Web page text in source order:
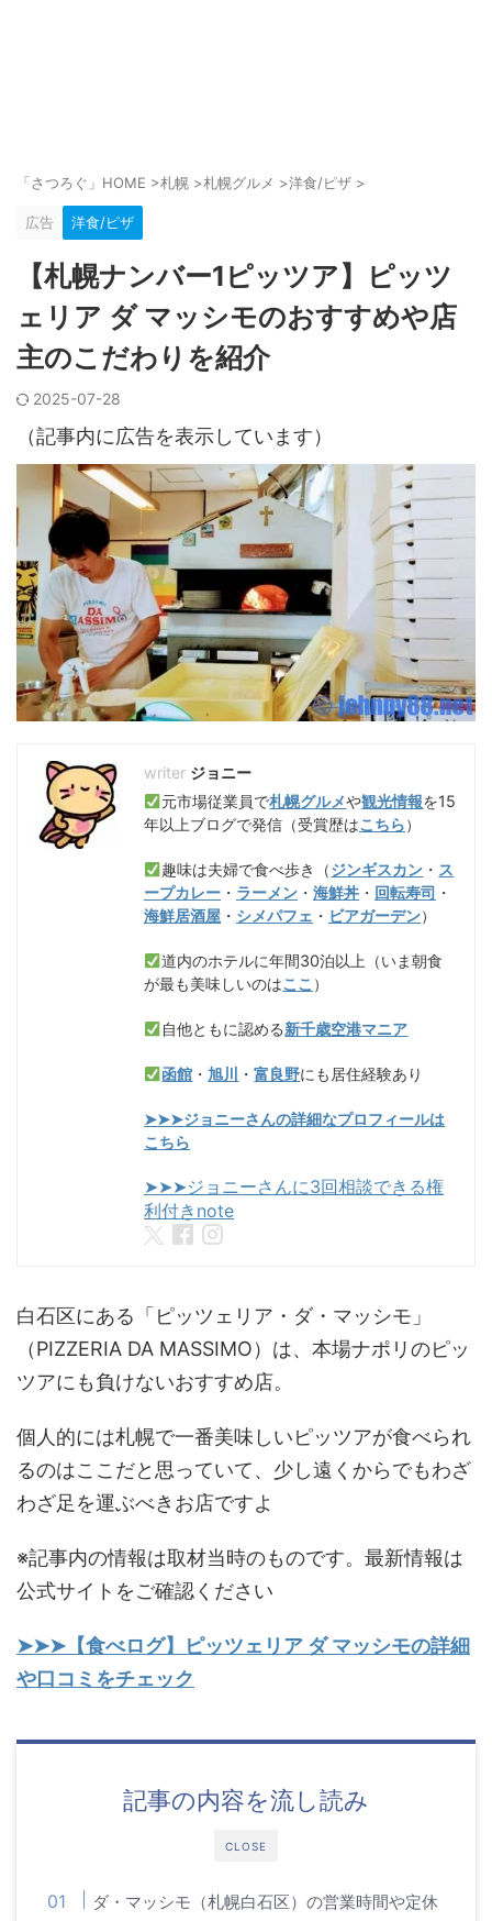
「さつろぐ」HOME >札幌 >札幌グルメ >洋食/ピザ >
広告 洋食/ピザ
【札幌ナンバー1ピッツア】ピッツ
ェリア ダ マッシモのおすすめや店
主のこだわりを紹介
2025-07-28
（記事内に広告を表示しています）
ジョニー
元市場従業員で札幌グルメや観光情報を15
年以上ブログで発信（受賞歴はこちら）
趣味は夫婦で食べ歩き（ジンギスカン ・ ス
ープカレー ・ ラーメン ・ 海鮮丼 ・ 回転寿司 ・
海鮮居酒屋 ・ シメパフェ ・ ビアガーデン）
道内のホテルに年間30泊以上（いま朝食
が最も美味しいのはここ ）
自他ともに認める新千歳空港マニア
函館 ・旭川 ・富良野にも居住経験あり
➤➤➤ジョニーさんの詳細なプロフィールは
こちら
➤➤➤ジョニーさんに3回相談できる権
利付きnote
白石区にある「ピッツェリア・ダ・マッシモ」
（PIZZERIA DA MASSIMO）は、本場ナポリのピッ
ツアにも負けないおすすめ店。
個人的には札幌で一番美味しいピッツアが食べられ
るのはここだと思っていて、少し遠くからでもわざ
わざ足を運ぶべきお店ですよ
※記事内の情報は取材当時のものです。最新情報は
公式サイトをご確認ください
➤➤➤【食べログ】ピッツェリア ダ マッシモの詳細
や口コミをチェック
CLOSE
記事の内容を流し読み
ダ・マッシモ（札幌白石区）の営業時間や定休